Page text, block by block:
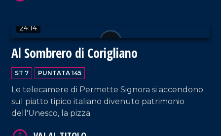
24:14
Al Sombrero di Corigliano
ST 7 PUNTATA 145
Le telecamere di Permette Signora si accendono
sul piatto tipico italiano divenuto patrimonio
dell'Unesco, la pizza.